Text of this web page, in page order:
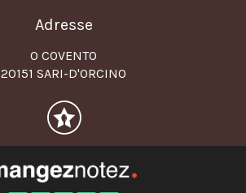
Adresse
O COVENTO
20151 SARI-D'ORCINO